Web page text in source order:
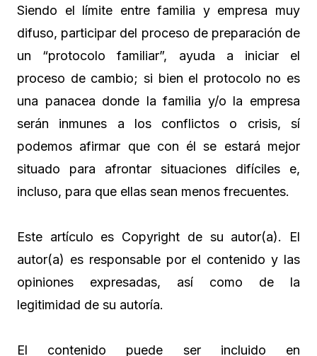
Siendo el límite entre familia y empresa muy
difuso, participar del proceso de preparación de
un “protocolo familiar”, ayuda a iniciar el
proceso de cambio; si bien el protocolo no es
una panacea donde la familia y/o la empresa
serán inmunes a los conflictos o crisis, sí
podemos afirmar que con él se estará mejor
situado para afrontar situaciones difíciles e,
incluso, para que ellas sean menos frecuentes.
Este artículo es Copyright de su autor(a). El
autor(a) es responsable por el contenido y las
opiniones expresadas, así como de la
legitimidad de su autoría.
El contenido puede ser incluido en